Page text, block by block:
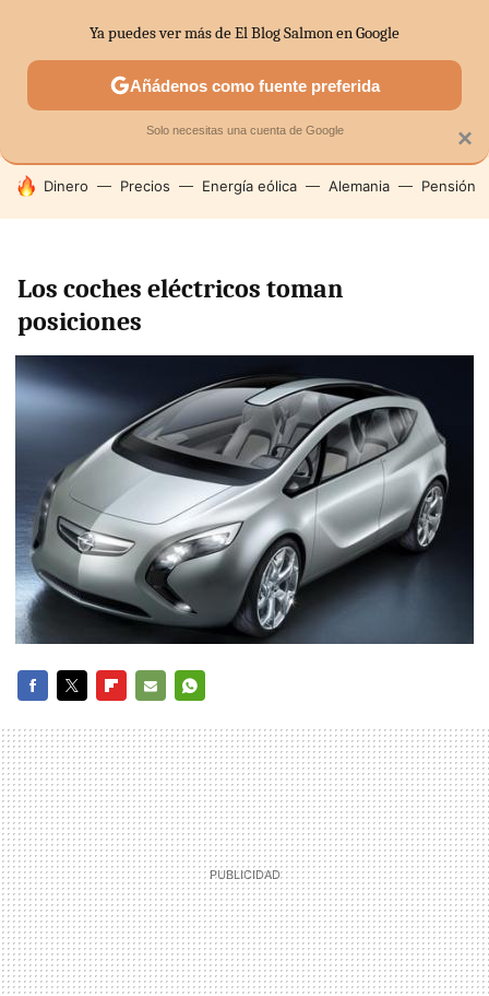
SECTORES ECONOMÍA DOMÉSTICA MERCADOS
HOY SE HABLA DE
Dinero Precios Energía eólica Alemania Pensión
Los coches eléctricos toman
posiciones
MAIL
×
Ya puedes ver más de El Blog Salmon en Google
Añádenos como fuente preferida
Solo necesitas una cuenta de Google